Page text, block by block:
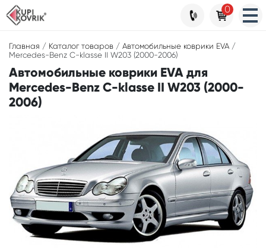
Главная / Каталог товаров / Автомобильные коврики EVA /
Mercedes-Benz C-klasse II W203 (2000-2006)
Автомобильные коврики EVA для
Mercedes-Benz C-klasse II W203 (2000-
2006)
0